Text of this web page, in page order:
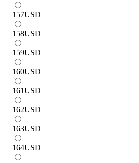
157USD
158USD
159USD
160USD
161USD
162USD
163USD
164USD